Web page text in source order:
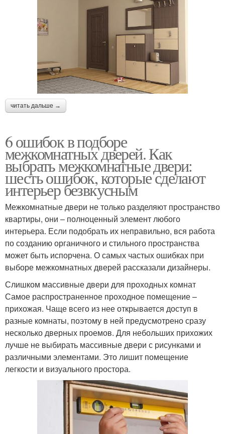
читать дальше →
6 ошибок в подборе
межкомнатных дверей. Как
выбрать межкомнатные двери:
шесть ошибок, которые сделают
интерьер безвкусным
Межкомнатные двери не только разделяют пространство
квартиры, они – полноценный элемент любого
интерьера. Если подобрать их неправильно, вся работа
по созданию органичного и стильного пространства
может быть испорчена. О самых частых ошибках при
выборе межкомнатных дверей рассказали дизайнеры.
Слишком массивные двери для проходных комнат
Самое распространенное проходное помещение –
прихожая. Чаще всего из нее открывается доступ в
разные комнаты, поэтому в ней предусмотрено сразу
несколько дверных проемов. Для небольших прихожих
лучше не выбирать массивные двери с рисунками и
различными элементами. Это лишит помещение
легкости и визуального простора.